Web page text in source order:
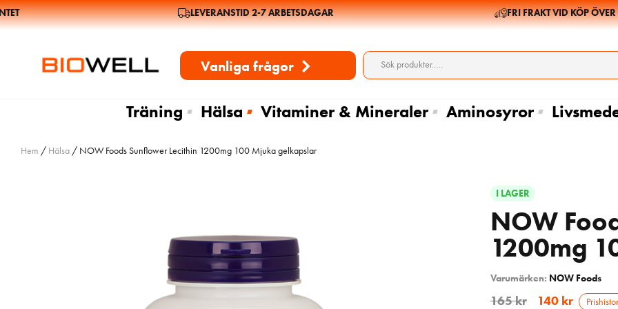
LEVERANSTID 2-7 ARBETSDAGAR FRI FRAKT VID KÖP ÖVER
Vanliga frågor
Träning Hälsa Vitaminer & Mineraler Aminosyror
Hem / Hälsa / NOW Foods Sunflower Lecithin 1200mg 100 Mjuka gelkapslar
I LAGER
NOW
1200mg
Varumärken: NOW Foods
165kr 140 kr